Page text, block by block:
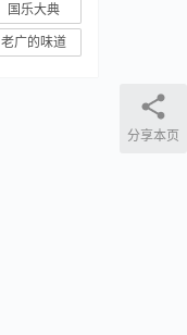
国乐大典
老广的味道
分享本页